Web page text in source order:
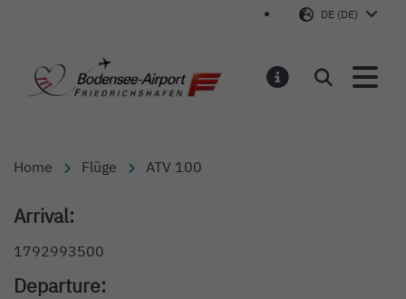
DE (DE)
Bodensee-Airport
Suchen
Home Flüge ATV 100
Arrival:
1792993500
Departure: